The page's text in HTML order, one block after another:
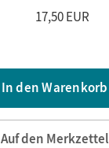
17,50 EUR
In den Warenkorb
Auf den Merkzettel